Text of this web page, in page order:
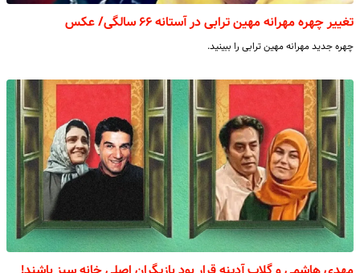
تغییر چهره مهرانه مهین ترابی در آستانه ۶۶ سالگی/ عکس
چهره جدید مهرانه مهین ترابی را ببینید.